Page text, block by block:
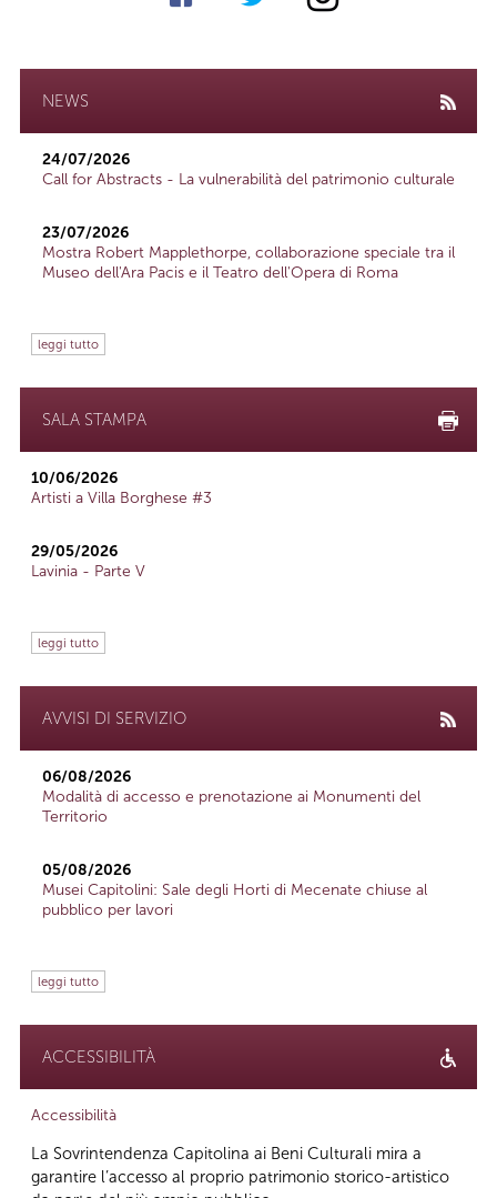
NEWS
24/07/2026
Call for Abstracts - La vulnerabilità del patrimonio culturale
23/07/2026
Mostra Robert Mapplethorpe, collaborazione speciale tra il
Museo dell'Ara Pacis e il Teatro dell'Opera di Roma
leggi tutto
SALA STAMPA
10/06/2026
Artisti a Villa Borghese #3
29/05/2026
Lavinia - Parte V
leggi tutto
AVVISI DI SERVIZIO
06/08/2026
Modalità di accesso e prenotazione ai Monumenti del
Territorio
05/08/2026
Musei Capitolini: Sale degli Horti di Mecenate chiuse al
pubblico per lavori
leggi tutto
ACCESSIBILITÀ
Accessibilità
La Sovrintendenza Capitolina ai Beni Culturali mira a
garantire l’accesso al proprio patrimonio storico-artistico